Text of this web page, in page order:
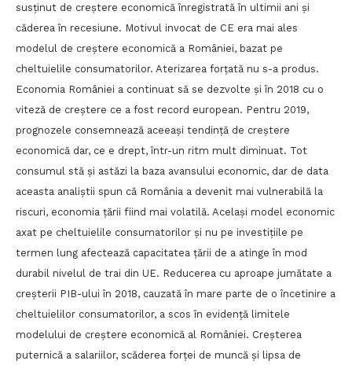
susținut de creștere economică înregistrată în ultimii ani și
căderea în recesiune. Motivul invocat de CE era mai ales
modelul de creștere economică a României, bazat pe
cheltuielile consumatorilor. Aterizarea forțată nu s-a produs.
Economia României a continuat să se dezvolte și în 2018 cu o
viteză de creștere ce a fost record european. Pentru 2019,
prognozele consemnează aceeași tendință de creștere
economică dar, ce e drept, într-un ritm mult diminuat. Tot
consumul stă și astăzi la baza avansului economic, dar de data
aceasta analiștii spun că România a devenit mai vulnerabilă la
riscuri, economia țării fiind mai volatilă. Același model economic
axat pe cheltuielile consumatorilor și nu pe investițiile pe
termen lung afectează capacitatea țării de a atinge în mod
durabil nivelul de trai din UE. Reducerea cu aproape jumătate a
creșterii PIB-ului în 2018, cauzată în mare parte de o încetinire a
cheltuielilor consumatorilor, a scos în evidență limitele
modelului de creștere economică al României. Creșterea
puternică a salariilor, scăderea forței de muncă și lipsa de